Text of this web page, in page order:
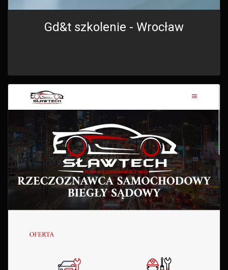
Gd&t szkolenie - Wrocław